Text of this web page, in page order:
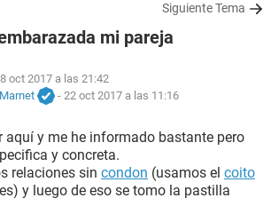
Siguiente Tema
mi pareja
oct 2017 a las 21:42
- 22 oct 2017 a las 11:16
aquí y me he informado bastante pero
y concreta.
relaciones sin condon (usamos el coito
y luego de eso se tomo la pastilla